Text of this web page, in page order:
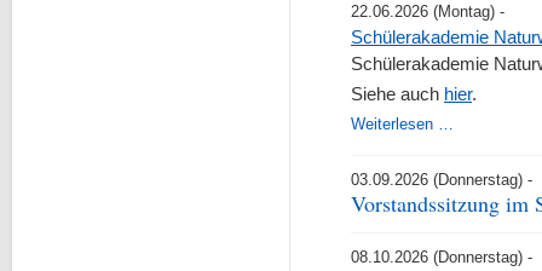
22.06.2026 (Montag) -
Schülerakademie
Schülerakademie
Siehe auch hier.
Weiterlesen …
03.09.2026 (Donnerstag) -
Vorstandssitzung im
08.10.2026 (Donnerstag) -